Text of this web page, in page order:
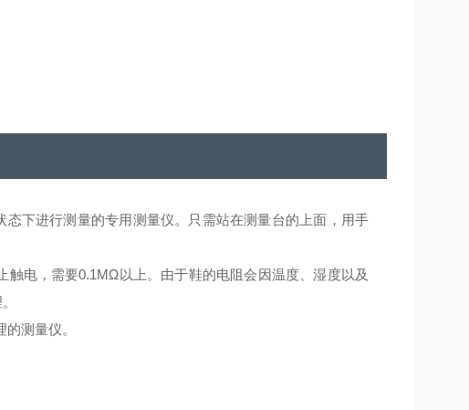
下进行测量的专用测量仪。只需站在测量台的上面，用手
电，需要0.1MΩ以上。由于鞋的电阻会因温度、湿度以及
测量仪。